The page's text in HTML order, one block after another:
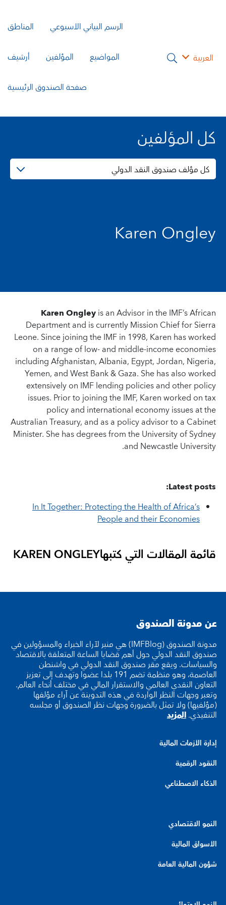
العربية
الرسم البياني الأسبوعي المناطق
المواضيع المؤلفين أرشيف
صفحة الصندوق الرئيسية
كل المؤلفين
كل مؤلف صندوق النقد الدولي
Karen Ongley
Karen Ongleyis an Advisor in the IMF’s African
Department and is currently Mission Chief for Sierra
Leone. Since joining the IMF in 1998, Karen has worked
on a range of low- and middle-income economies
including Afghanistan, Albania, Egypt, Jordan, Nigeria,
Yemen, and West Bank & Gaza. She has also worked
extensively on IMF lending policies and other policy
issues. Prior to joining the IMF, Karen worked on tax
policy and international economy issues at the
Australian Treasury, and as a policy advisor to a Cabinet
Minister. She has degrees from the University of Sydney
and Newcastle University.
Latest posts:
In It Together: Protecting the Health of Africa’s
People and their Economies
قائمة المقالات التي كتبهاKAREN ONGLEY
عن مدونة الصندوق
مدونة الصندوق (IMFBlog) هي منبر لآراء الخبراء والمسؤولين في
صندوق النقد الدولي حول أهم قضايا الساعة المتعلقة بالاقتصاد
والسياسات. ويقع مقر صندوق النقد الدولي في واشنطن
العاصمة، وهو منظمة تضم 191 بلدا عضوا وتهدف إلى تعزيز
التعاون النقدي العالمي والاستقرار المالي في مختلف أنحاء العالم.
وتعبر وجهات النظر الواردة في هذه التدوينة عن آراء مؤلفها
(مؤلفيها) ولا تمثل بالضرورة وجهات نظر الصندوق أو مجلسه
التنفيذي.المزيد
إدارة الأزمات المالية
النقود الرقمية
الذكاء الاصطناعي
النمو الاقتصادي
الأسواق المالية
شؤون المالية العامة